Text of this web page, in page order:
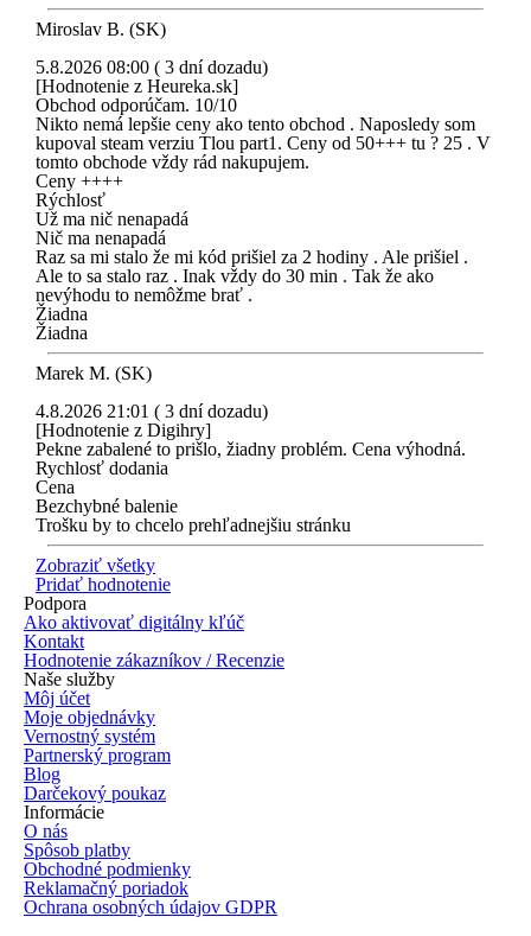
Miroslav B. (SK)
5.8.2026 08:00 ( 3 dní dozadu)
[Hodnotenie z Heureka.sk]
Obchod odporúčam. 10/10
Nikto nemá lepšie ceny ako tento obchod . Naposledy som
kupoval steam verziu Tlou part1. Ceny od 50+++ tu ? 25 . V
tomto obchode vždy rád nakupujem.
Ceny ++++
Rýchlosť
Už ma nič nenapadá
Nič ma nenapadá
Raz sa mi stalo že mi kód prišiel za 2 hodiny . Ale prišiel .
Ale to sa stalo raz . Inak vždy do 30 min . Tak že ako
nevýhodu to nemôžme brať .
Žiadna
Žiadna
Marek M. (SK)
4.8.2026 21:01 ( 3 dní dozadu)
[Hodnotenie z Digihry]
Pekne zabalené to prišlo, žiadny problém. Cena výhodná.
Rychlosť dodania
Cena
Bezchybné balenie
Trošku by to chcelo prehľadnejšiu stránku
Zobraziť všetky
Pridať hodnotenie
Podpora
Ako aktivovať digitálny kľúč
Kontakt
Hodnotenie zákazníkov / Recenzie
Naše služby
Môj účet
Moje objednávky
Vernostný systém
Partnerský program
Blog
Darčekový poukaz
Informácie
O nás
Spôsob platby
Obchodné podmienky
Reklamačný poriadok
Ochrana osobných údajov GDPR